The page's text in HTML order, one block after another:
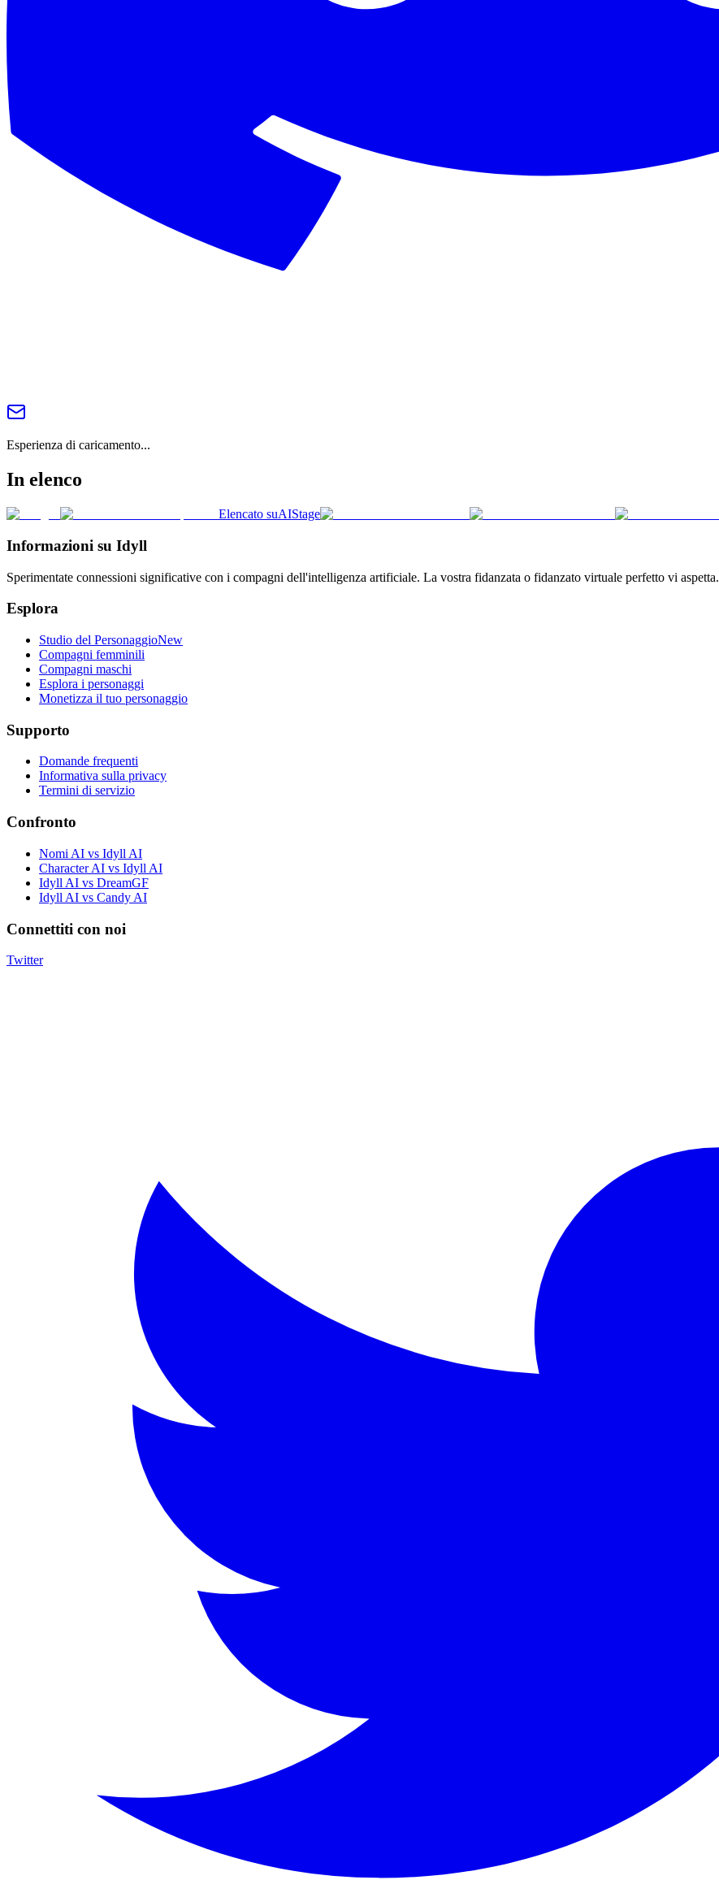
Esperienza di caricamento...
In elenco
Elencato suAIStage
Informazioni su Idyll
Sperimentate connessioni significative con i compagni dell'intelligenza artificiale. La vostra fidanzata o fidanzato virtuale perfetto vi aspetta.
Esplora
Studio del PersonaggioNew
Compagni femminili
Compagni maschi
Esplora i personaggi
Monetizza il tuo personaggio
Supporto
Domande frequenti
Informativa sulla privacy
Termini di servizio
Confronto
Nomi AI vs Idyll AI
Character AI vs Idyll AI
Idyll AI vs DreamGF
Idyll AI vs Candy AI
Connettiti con noi
Twitter